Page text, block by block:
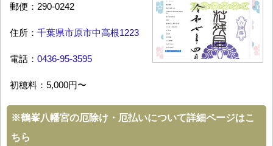
郵便：290-0242
住所： 千葉県市原市中高根1223
電話： 0436-95-3595
初穂料：5,000円〜
※鶴峯八幡宮の厄除け・厄払いについて詳細ページはこ
ちら